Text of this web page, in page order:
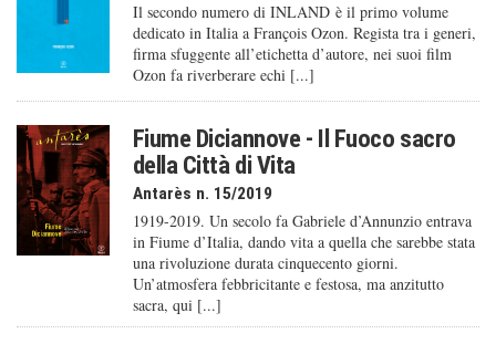
Il secondo numero di INLAND è il primo volume
dedicato in Italia a François Ozon. Regista tra i generi,
firma sfuggente all’etichetta d’autore, nei suoi film
Ozon fa riverberare echi [...]
Fiume Diciannove - Il Fuoco sacro
della Città di Vita
Antarès n. 15/2019
1919-2019. Un secolo fa Gabriele d’Annunzio entrava
in Fiume d’Italia, dando vita a quella che sarebbe stata
una rivoluzione durata cinquecento giorni.
Un’atmosfera febbricitante e festosa, ma anzitutto
sacra, qui [...]